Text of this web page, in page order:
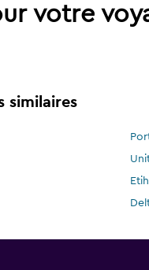
votre
similaires